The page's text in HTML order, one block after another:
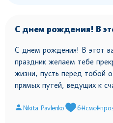
С днем рождения! В
С днем рождения! В этот
праздник желаем тебе
жизни, пусть перед тобой
прямых путей, ведущих к
Nikita Pavlenko 6#смс